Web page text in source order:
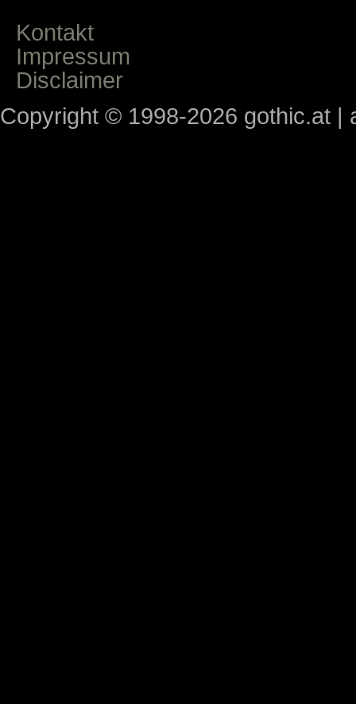
Kontakt
Impressum
Disclaimer
Copyright © 1998-2026 gothic.at |